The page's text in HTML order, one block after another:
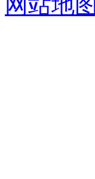
网站地图